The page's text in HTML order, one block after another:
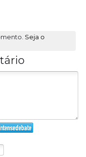
Seja o